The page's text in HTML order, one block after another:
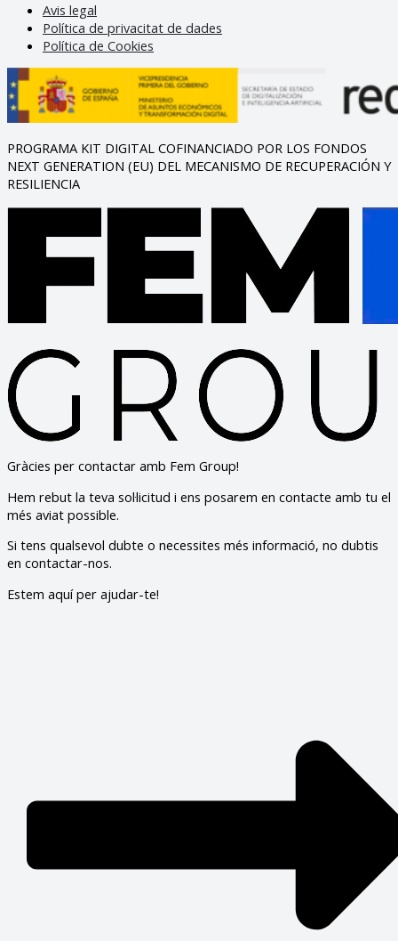
Avis legal
Política de privacitat de dades
Política de Cookies
PROGRAMA KIT DIGITAL COFINANCIADO POR LOS FONDOS
NEXT GENERATION (EU) DEL MECANISMO DE RECUPERACIÓN Y
RESILIENCIA
Gràcies per contactar amb Fem Group!
Hem rebut la teva sol·licitud i ens posarem en contacte amb tu el
més aviat possible.
Si tens qualsevol dubte o necessites més informació, no dubtis
en contactar-nos.
Estem aquí per ajudar-te!